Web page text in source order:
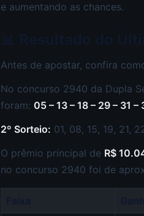
e aumentando as chances.
Antes de apostar, confira
No concurso 2940 da Dupla
foram: 05 – 13 – 18 – 29 – 31 –
2º Sorteio: 01, 08, 15, 19, 21,
O prêmio principal de R$
no concurso 2940 foi de